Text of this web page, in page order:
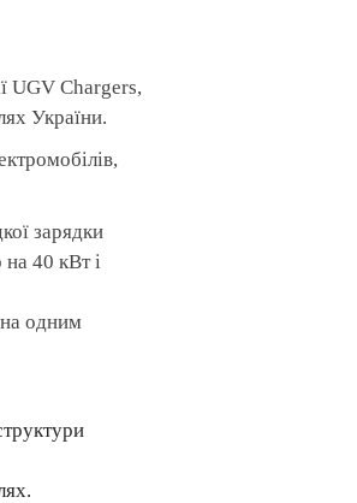
UGV Chargers,
України.
зарядки
40 кВт і
одним